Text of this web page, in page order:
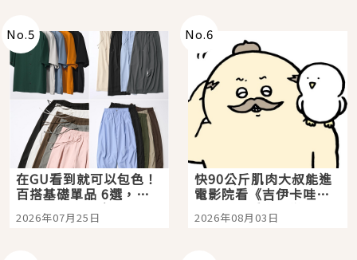
No.5
在GU看到就可以包色！
百搭基礎單品 6選，閉
眼全收也不心疼
2026年07月25日
No.6
快90公斤肌肉大叔能進
電影院看《吉伊卡哇》
嗎？日本重金屬樂團
「打首」會長與nagano
2026年08月03日